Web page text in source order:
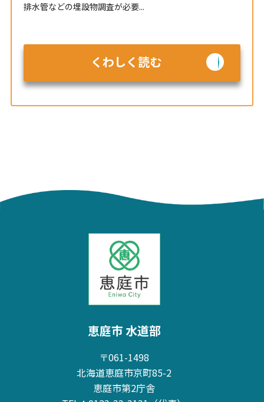
排水管などの埋設物調査が必要...
くわしく読む
恵庭市 水道部
〒061-1498
北海道恵庭市京町85-2
恵庭市第2庁舎